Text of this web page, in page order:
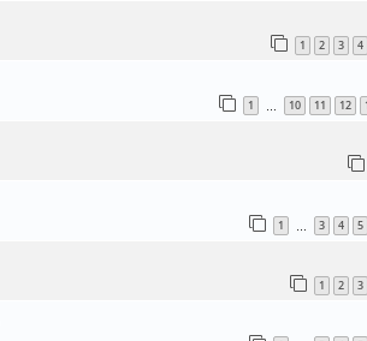
1 2 3 4
1 10 11 12
1 3 4 5
1 2 3